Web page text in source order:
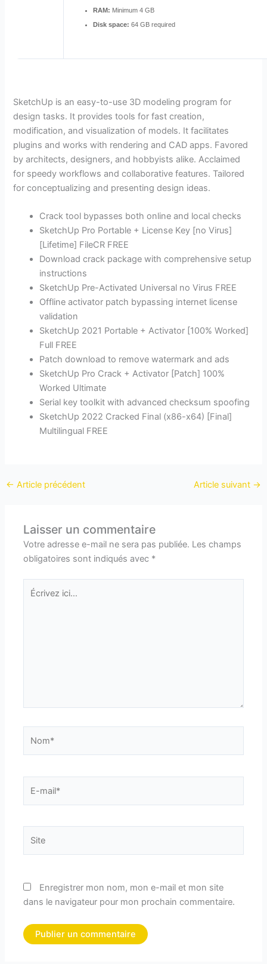
RAM: Minimum 4 GB
Disk space: 64 GB required
SketchUp is an easy-to-use 3D modeling program for
design tasks. It provides tools for fast creation,
modification, and visualization of models. It facilitates
plugins and works with rendering and CAD apps. Favored
by architects, designers, and hobbyists alike. Acclaimed
for speedy workflows and collaborative features. Tailored
for conceptualizing and presenting design ideas.
Crack tool bypasses both online and local checks
SketchUp Pro Portable + License Key [no Virus]
[Lifetime] FileCR FREE
Download crack package with comprehensive setup
instructions
SketchUp Pre-Activated Universal no Virus FREE
Offline activator patch bypassing internet license
validation
SketchUp 2021 Portable + Activator [100% Worked]
Full FREE
Patch download to remove watermark and ads
SketchUp Pro Crack + Activator [Patch] 100%
Worked Ultimate
Serial key toolkit with advanced checksum spoofing
SketchUp 2022 Cracked Final (x86-x64) [Final]
Multilingual FREE
← Article précédent Article suivant →
Laisser un commentaire
Votre adresse e-mail ne sera pas publiée. Les champs
obligatoires sont indiqués avec *
Écrivez
ici…
mail*
Enregistrer mon nom, mon e-mail et mon site
dans le navigateur pour mon prochain commentaire.